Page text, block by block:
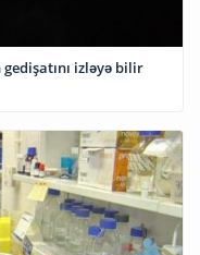
izləyə bilir